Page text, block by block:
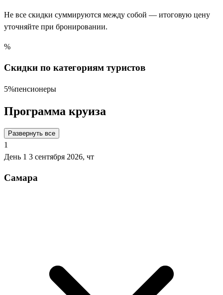
Не все скидки суммируются между собой — итоговую цену
уточняйте при бронировании.
%
Скидки по категориям туристов
5%пенсионеры
Программа круиза
Развернуть все
1
День 1 3 сентября 2026, чт
Самара